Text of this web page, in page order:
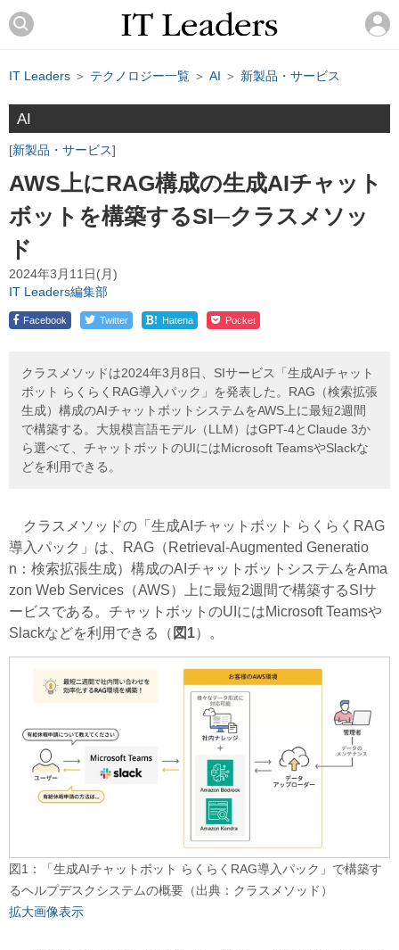
IT Leaders ＞ テクノロジー一覧 ＞ AI ＞ 新製品・サービス
AI
新製品・サービス
AWS上にRAG構成の生成AIチャット
ボットを構築するSI─クラスメソッ
ド
2024年3月11日(月)
IT Leaders編集部
Facebook Twitter ! Hatena Pocket
クラスメソッドは2024年3月8日、SIサービス「生成AIチャット
ボット らくらくRAG導入パック」を発表した。RAG（検索拡張
生成）構成のAIチャットボットシステムをAWS上に最短2週間
で構築する。大規模言語モデル（LLM）はGPT-4とClaude 3か
ら選べて、チャットボットのUIにはMicrosoft TeamsやSlackな
どを利用できる。
クラスメソッドの「生成AIチャットボット らくらくRAG
導入パック」は、RAG（Retrieval-Augmented Generatio
n：検索拡張生成）構成のAIチャットボットシステムをAma
zon Web Services（AWS）上に最短2週間で構築するSIサ
ービスである。チャットボットのUIにはMicrosoft Teamsや
Slackなどを利用できる（ 図1）。
図1：「生成AIチャットボット らくらくRAG導入パック」で構築す
るヘルプデスクシステムの概要（出典：クラスメソッド）
拡大画像表示